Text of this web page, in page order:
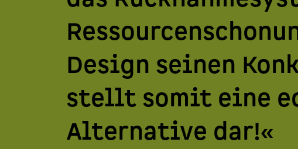
Design seinen
stellt somit eine
Alternative dar!«